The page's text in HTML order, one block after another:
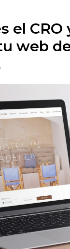
el CRO
web